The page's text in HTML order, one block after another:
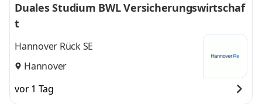
Duales Studium BWL Versicherungswirtschaf
t
Hannover Rück SE
Hannover
vor 1 Tag